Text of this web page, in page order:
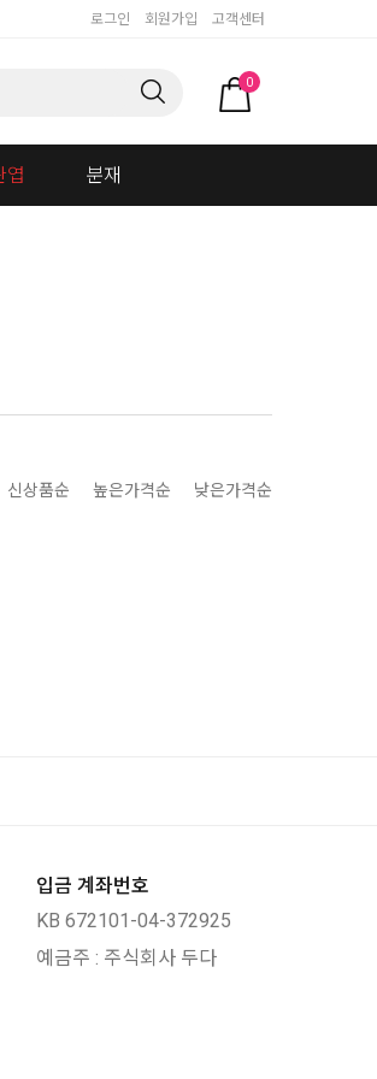
로그인 회원가입 고객센터
0
엽 분재
신상품순 높은가격순 낮은가격순
입금 계좌번호
KB 672101-04-372925
예금주 : 주식회사 두다